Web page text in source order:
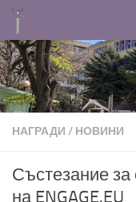
НАГРАДИ / НОВИНИ
Състезание
на ENGAGE.EU